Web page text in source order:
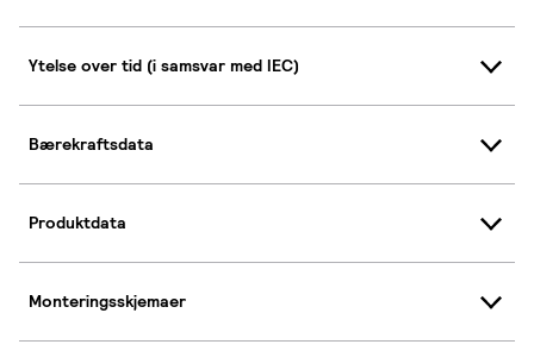
Ytelse over tid (i samsvar med IEC)
Bærekraftsdata
Produktdata
Monteringsskjemaer